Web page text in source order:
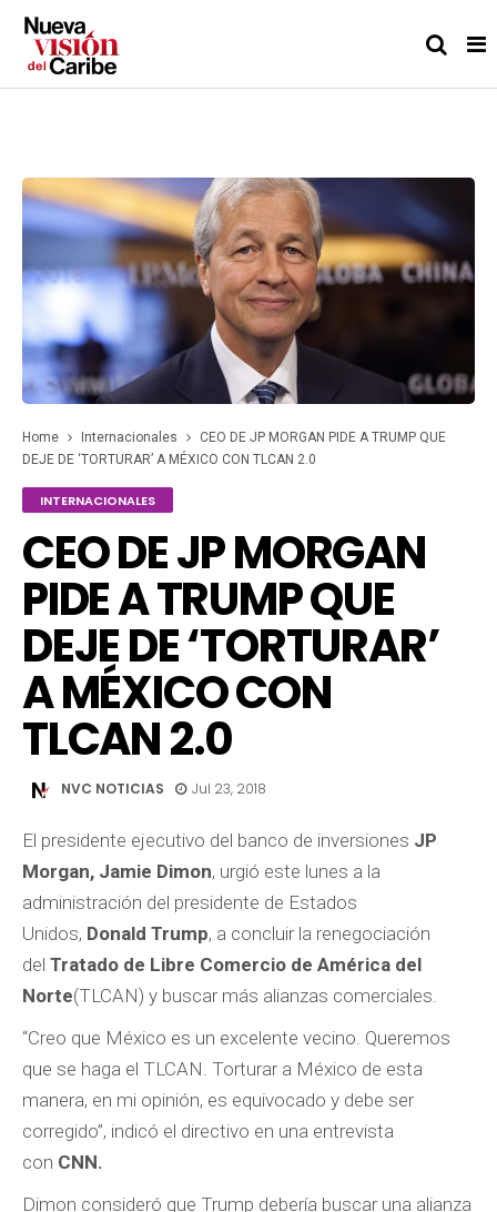
Home Internacionales
CEO DE JP MORGAN PIDE A TRUMP QUE
DEJE DE ‘TORTURAR’ A MÉXICO CON TLCAN 2.0
INTERNACIONALES
CEO DE JP MORGAN
PIDE A TRUMP QUE
DEJE DE ‘TORTURAR’
A MÉXICO CON
TLCAN 2.0
NVC NOTICIAS Jul 23, 2018
El presidente ejecutivo del banco de inversiones JP
Morgan, Jamie Dimon, urgió este lunes a la
administración del presidente de Estados
Unidos, Donald Trump, a concluir la renegociación
del Tratado de Libre Comercio de América del
Norte(TLCAN) y buscar más alianzas comerciales.
“Creo que México es un excelente vecino. Queremos
que se haga el TLCAN. Torturar a México de esta
manera, en mi opinión, es equivocado y debe ser
corregido”, indicó el directivo en una entrevista
con CNN.
Dimon consideró que Trump debería buscar una alianza